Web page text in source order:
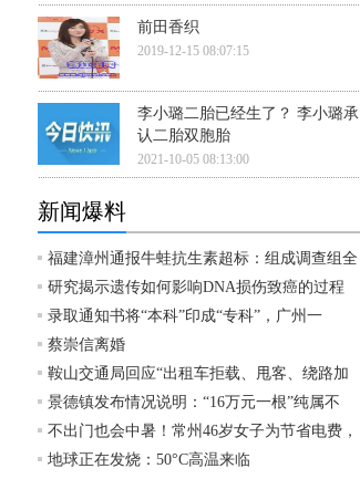
前田香织
2019-12-15 08:07:15
李小璐二胎已经生了？ 李小璐承
认二胎双胞胎
2021-10-05 08:13:00
新闻爆料
福建漳州通报牛蛙抗生素超标：组成调查组全
研究揭示遗传如何影响DNA损伤致癌的过程
录取通知书将“本科”印成“专科”，广州一
蔡崇信离婚
鞍山交通局回应“出租车拒载、甩客、绕路加
景德镇发布情况说明：“16万元一根”纯属不
不出门也会中暑！常州46岁女子为节省电费，
地球正在发烧：50°C高温来临